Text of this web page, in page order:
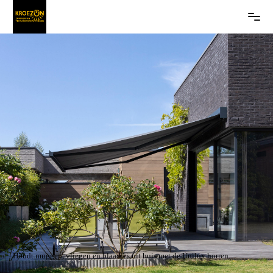
Houdt muggen, vliegen en blaadjes uit huis met de Unilux horren.